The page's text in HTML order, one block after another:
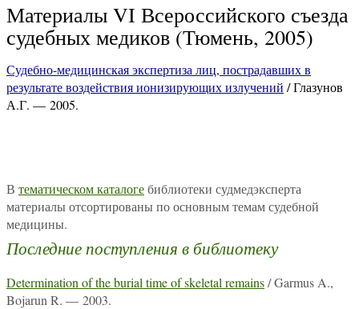
Материалы VI Всероссийского съезда
судебных медиков (Тюмень, 2005)
Судебно-медицинская экспертиза лиц, пострадавших в
результате воздействия ионизирующих излучений / Глазунов
А.Г. — 2005.
В тематическом каталогебиблиотеки судмедэксперта
материалы отсортированы по основным темам судебной
медицины.
Последние поступления в библиотеку
Determination of the burial time of skeletal remains/ Garmus A.,
Bojarun R. — 2003.